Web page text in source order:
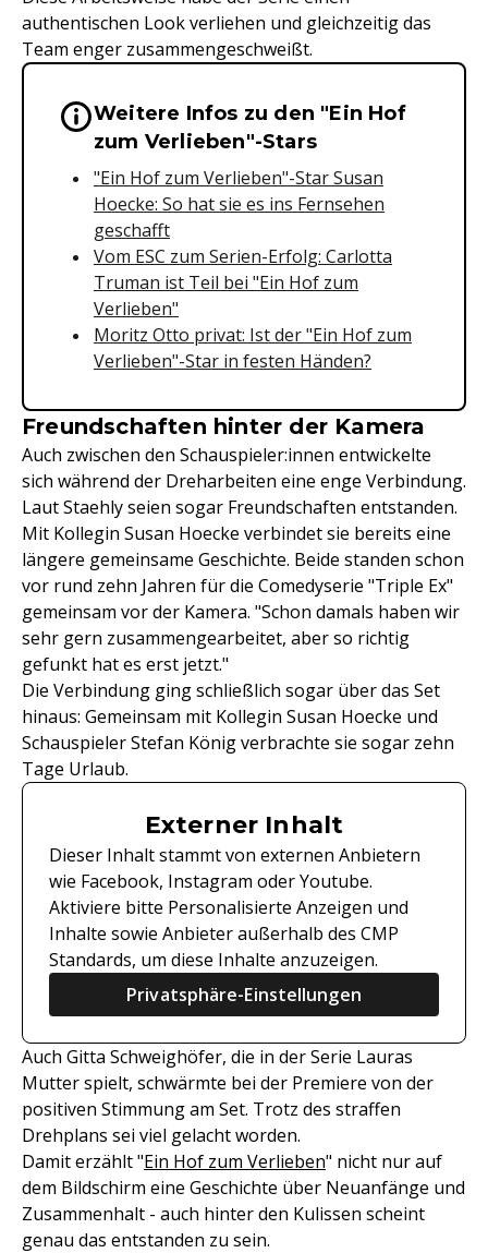
authentischen Look verliehen und gleichzeitig das
Team enger zusammengeschweißt.
Wichtige Hinweise &
Weitere Infos zu den "Ein Hof
zum Verlieben"-Stars
"Ein Hof zum Verlieben"-Star Susan
Hoecke: So hat sie es ins Fernsehen
geschafft
Vom ESC zum Serien-Erfolg: Carlotta
Truman ist Teil bei "Ein Hof zum
Verlieben"
Moritz Otto privat: Ist der "Ein Hof zum
Verlieben"-Star in festen Händen?
Freundschaften hinter der Kamera
Auch zwischen den Schauspieler:innen entwickelte
sich während der Dreharbeiten eine enge Verbindung.
Laut Staehly seien sogar Freundschaften entstanden.
Mit Kollegin Susan Hoecke verbindet sie bereits eine
längere gemeinsame Geschichte. Beide standen schon
vor rund zehn Jahren für die Comedyserie "Triple Ex"
gemeinsam vor der Kamera. "Schon damals haben wir
sehr gern zusammengearbeitet, aber so richtig
gefunkt hat es erst jetzt."
Die Verbindung ging schließlich sogar über das Set
hinaus: Gemeinsam mit Kollegin Susan Hoecke und
Schauspieler Stefan König verbrachte sie sogar zehn
Tage Urlaub.
Externer Inhalt
Dieser Inhalt stammt von externen Anbietern
wie Facebook, Instagram oder Youtube.
Aktiviere bitte Personalisierte Anzeigen und
Inhalte sowie Anbieter außerhalb des CMP
Standards, um diese Inhalte anzuzeigen.
Privatsphäre-Einstellungen
Auch Gitta Schweighöfer, die in der Serie Lauras
Mutter spielt, schwärmte bei der Premiere von der
positiven Stimmung am Set. Trotz des straffen
Drehplans sei viel gelacht worden.
Damit erzählt "Ein Hof zum Verlieben" nicht nur auf
dem Bildschirm eine Geschichte über Neuanfänge und
Zusammenhalt - auch hinter den Kulissen scheint
genau das entstanden zu sein.